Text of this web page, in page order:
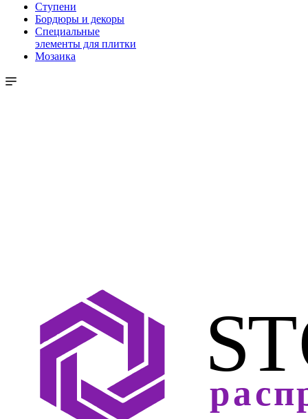
Ступени
Бордюры и декоры
Специальные
элементы для плитки
Мозаика